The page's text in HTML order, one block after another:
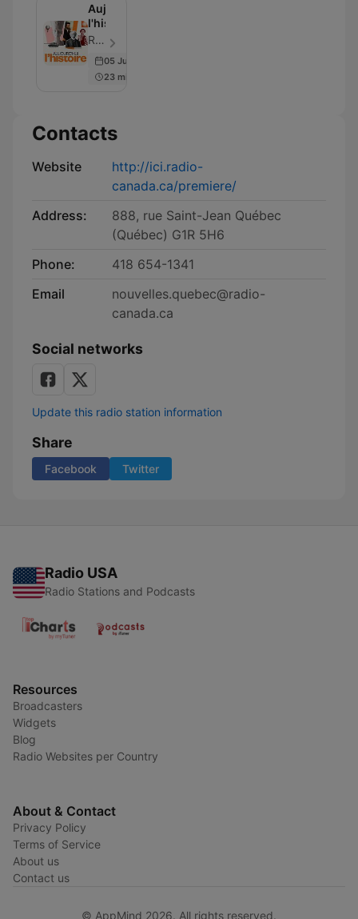
Aujourd'hui
l'histoire
Radio-Canada - Episode 103
05 Jun 2026
23 min
Contacts
Website
http://ici.radio-
canada.ca/premiere/
Address:
888, rue Saint-Jean Québec
(Québec) G1R 5H6
Phone:
418 654-1341
Email
nouvelles.quebec@radio-
canada.ca
Social networks
Update this radio station information
Share
Facebook Twitter
Radio USA
Radio Stations and Podcasts
Resources
Broadcasters
Widgets
Blog
Radio Websites per Country
About & Contact
Privacy Policy
Terms of Service
About us
Contact us
© AppMind 2026. All rights reserved.